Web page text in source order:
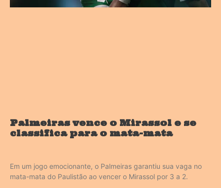
Palmeiras vence o Mirassol e se
classifica para o mata-mata
Em um jogo emocionante, o Palmeiras garantiu sua vaga no
mata-mata do Paulistão ao vencer o Mirassol por 3 a 2.